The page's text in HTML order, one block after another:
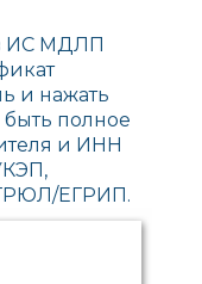
ИС МДЛП
и нажать
полное
и ИНН
ЕГРИП.